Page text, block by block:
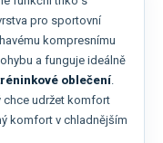
pro sportovní
kompresnímu
a funguje ideálně
oblečení.
chce udržet komfort
komfort v chladnějším